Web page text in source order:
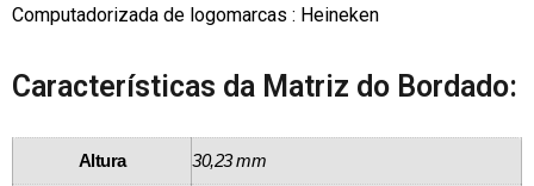
Computadorizada de logomarcas : Heineken
Características da Matriz do Bordado:
Altura 30,23 mm